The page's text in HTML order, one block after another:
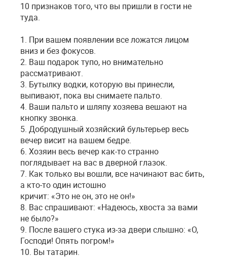
10 признаков того, что вы пришли в гости не
туда.
1. При вашем появлении все ложатся лицом
вниз и без фокусов.
2. Ваш подарок тупо, но внимательно
рассматривают.
3. Бутылку водки, которую вы принесли,
выпивают, пока вы снимаете пальто.
4. Ваши пальто и шляпу хозяева вешают на
кнопку звонка.
5. Добродушный хозяйский бультерьер весь
вечер висит на вашем бедре.
6. Хозяин весь вечер как-то странно
поглядывает на вас в дверной глазок.
7. Как только вы вошли, все начинают вас бить,
а кто-то один истошно
кричит: «Это не он, это не он!»
8. Вас спрашивают: «Надеюсь, хвоста за вами
не было?»
9. После вашего стука из-за двери слышно: «О,
Господи! Опять погром!»
10. Вы татарин.